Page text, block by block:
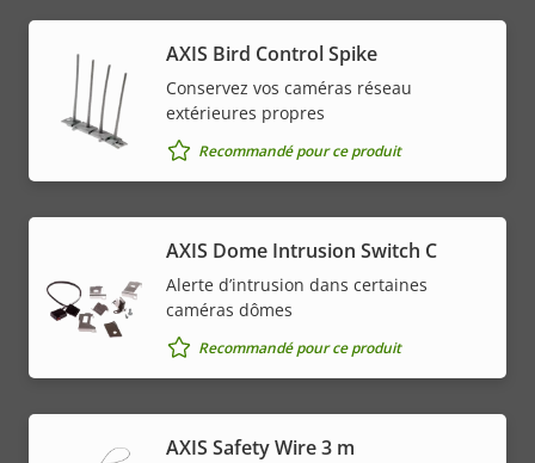
AXIS Bird Control Spike
Conservez vos caméras réseau
extérieures propres
Recommandé pour ce produit
AXIS Dome Intrusion Switch C
Alerte d’intrusion dans certaines
caméras dômes
Recommandé pour ce produit
AXIS Safety Wire 3 m